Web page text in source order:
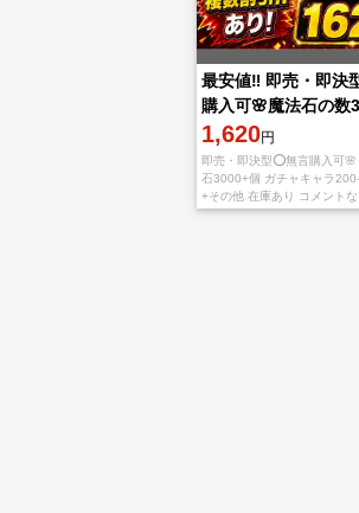
最安値‼️ 即売・即決
購入可🌸魔法石の数
1,620円
即売・即決型⭕️無言購入可
石3000+個 ガチャキャラ
+その他 在庫あり コメントな
OK！ 御覧になってくださり